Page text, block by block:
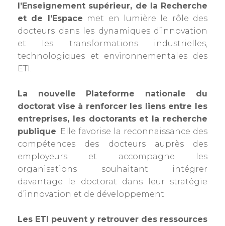
l’Enseignement supérieur, de la Recherche
et de l’Espace met en lumière le rôle des
docteurs dans les dynamiques d’innovation
et les transformations industrielles,
technologiques et environnementales des
ETI.
La nouvelle Plateforme nationale du
doctorat vise à renforcer les liens entre les
entreprises, les doctorants et la recherche
publique. Elle favorise la reconnaissance des
compétences des docteurs auprès des
employeurs et accompagne les
organisations souhaitant intégrer
davantage le doctorat dans leur stratégie
d’innovation et de développement.
Les ETI peuvent y retrouver des ressources